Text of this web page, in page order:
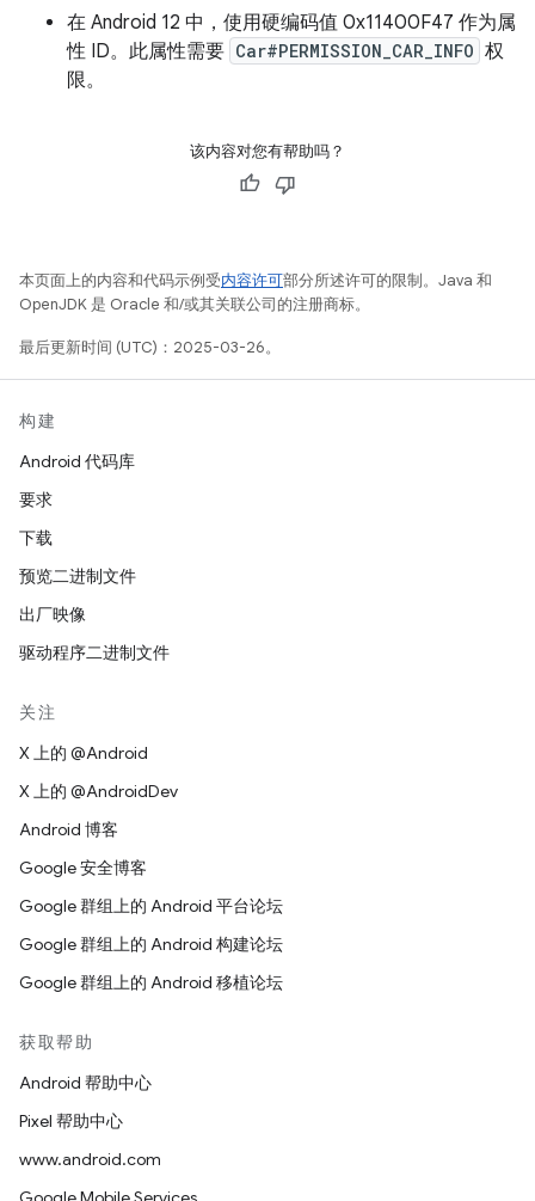
在 Android 12 中，使用硬编码值 0x11400F47 作为属
性 ID。此属性需要 Car#PERMISSION_CAR_INFO 权
限。
该内容对您有帮助吗？
本页面上的内容和代码示例受内容许可部分所述许可的限制。Java 和
OpenJDK 是 Oracle 和/或其关联公司的注册商标。
最后更新时间 (UTC)：2025-03-26。
构建
Android 代码库
要求
下载
预览二进制文件
出厂映像
驱动程序二进制文件
关注
X 上的 @Android
X 上的 @AndroidDev
Android 博客
Google 安全博客
Google 群组上的 Android 平台论坛
Google 群组上的 Android 构建论坛
Google 群组上的 Android 移植论坛
获取帮助
Android 帮助中心
Pixel 帮助中心
www.android.com